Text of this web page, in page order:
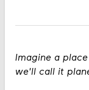
Imagine a
we'll call it